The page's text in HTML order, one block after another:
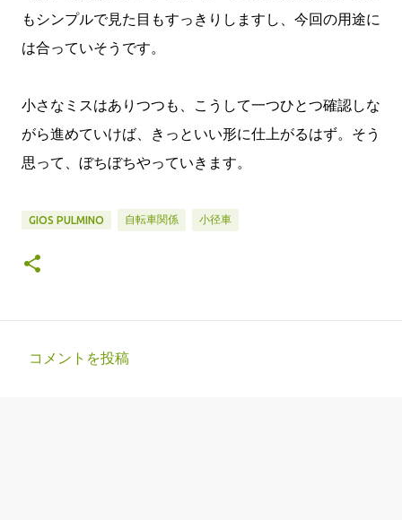
もシンプルで見た目もすっきりしますし、今回の用途に
は合っていそうです。
小さなミスはありつつも、こうして一つひとつ確認しな
がら進めていけば、きっといい形に仕上がるはず。そう
思って、ぼちぼちやっていきます。
GIOS PULMINO 自転車関係 小径車
コメントを投稿